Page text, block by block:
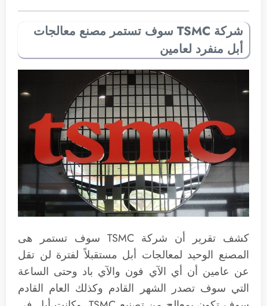
شركة TSMC سوف تستمر مصنع معالجات
أبل منفرد لعامين
كشف تقرير أن شركة TSMC سوف تستمر هى
المصنع الوحيد لمعالجات أبل مستقبلاً لفترة لن تقل
عن عامين أن أي الآي فون والآي باد وحتى الساعة
التي سوف تصدر الشهر القادم وكذلك العام القادم